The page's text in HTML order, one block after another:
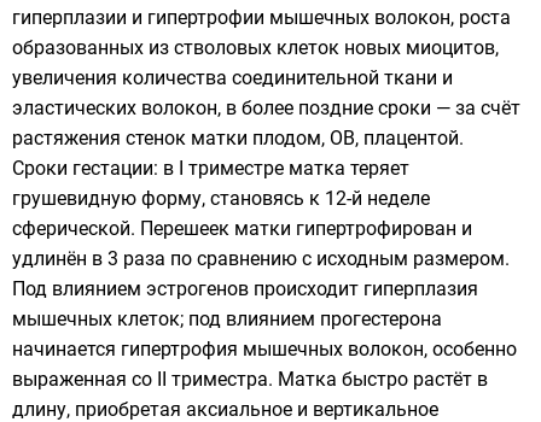
гиперплазии и гипертрофии мышечных волокон, роста
образованных из стволовых клеток новых миоцитов,
увеличения количества соединительной ткани и
эластических волокон, в более поздние сроки — за счёт
растяжения стенок матки плодом, ОВ, плацентой.
Сроки гестации: в I триместре матка теряет
грушевидную форму, становясь к 12-й неделе
сферической. Перешеек матки гипертрофирован и
удлинён в 3 раза по сравнению с исходным размером.
Под влиянием эстрогенов происходит гиперплазия
мышечных клеток; под влиянием прогестерона
начинается гипертрофия мышечных волокон, особенно
выраженная со II триместра. Матка быстро растёт в
длину, приобретая аксиальное и вертикальное